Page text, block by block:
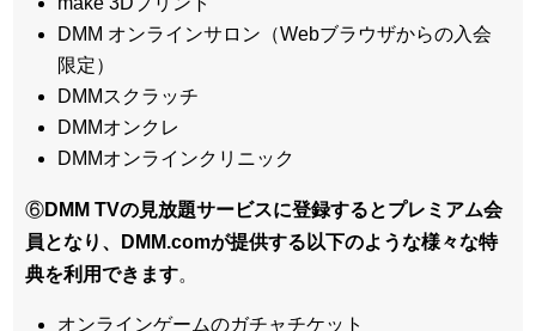
DMM オンラインサロン（Webブラウザからの入会
限定）
DMMスクラッチ
DMMオンクレ
DMMオンラインクリニック
⑥DMM TVの見放題サービスに登録するとプレミアム会
員となり、DMM.comが提供する以下のような様々な特
典を利用できます。
オンラインゲームのガチャチケット